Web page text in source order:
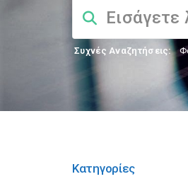
Συχνές Αναζητήσεις:
Κατηγορίες